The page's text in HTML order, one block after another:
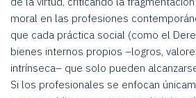
moral en las profesiones
que cada práctica social (como el
bienes internos propios –logros,
intrínseca– que solo pueden
Si los profesionales se enfocan